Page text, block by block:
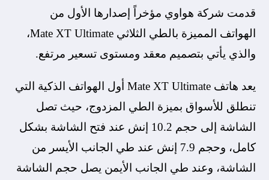
قدمت شركة هواوي مؤخراً إصدارها الأول من
الهواتف المميزة بالطي الثلاثي Mate XT Ultimate،
والذي يأتي بتصميم معقد ومستوى تسعير مرتفع.
يعد هاتف Mate XT Ultimate أول الهواتف الذكية التي
تنطلق للأسواق بميزة الطي المزدوج، حيث تصل
الشاشة إلى حجم 10.2 إنش عند فتح الشاشة بشكل
كامل، وحجم 7.9 إنش عند طي الجانب الأيسر من
الشاشة، وعند طي الجانب الأيمن يصل حجم الشاشة